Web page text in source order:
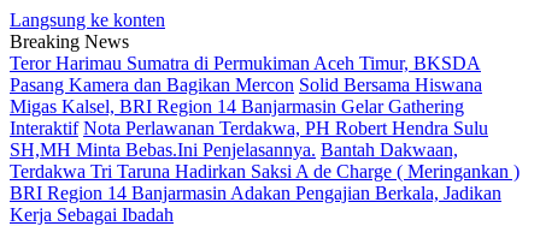
Langsung ke konten
Breaking News
Teror Harimau Sumatra di Permukiman Aceh Timur, BKSDA
Pasang Kamera dan Bagikan Mercon Solid Bersama Hiswana
Migas Kalsel, BRI Region 14 Banjarmasin Gelar Gathering
Interaktif Nota Perlawanan Terdakwa, PH Robert Hendra Sulu
SH,MH Minta Bebas.Ini Penjelasannya. Bantah Dakwaan,
Terdakwa Tri Taruna Hadirkan Saksi A de Charge ( Meringankan )
BRI Region 14 Banjarmasin Adakan Pengajian Berkala, Jadikan
Kerja Sebagai Ibadah